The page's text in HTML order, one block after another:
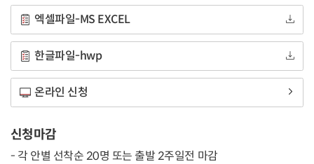
엑셀파일-MS EXCEL
한글파일-hwp
온라인 신청
신청마감
- 각 안별 선착순 20명 또는 출발 2주일전 마감